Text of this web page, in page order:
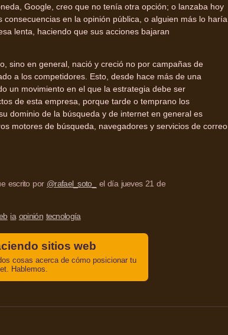
Google, creo que no tenía otra opción; o lanzaba hoy
en la opinión pública, o alguien más lo haría
lenta, haciendo que sus acciones bajaran
sino en general, nació y creció no por campañas de
a los competidores. Esto, desde hace más de una
un movimiento en el que la estrategia debe ser
de esta empresa, porque tarde o temprano los
dominio de la búsqueda y de internet en general es
motores de búsqueda, navegadores y servicios de correo
escrito por @rafael_soto_
el día jueves 21 de
ia opinión tecnología
sitios web
cosas acerca de cómo posicionar tu
Hablemos.